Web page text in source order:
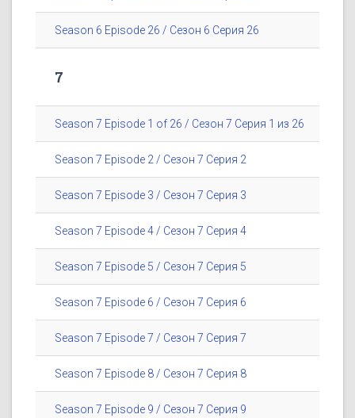
Season 6 Episode 26 / Сезон 6 Серия 26
7
Season 7 Episode 1 of 26 / Сезон 7 Серия 1 из 26
Season 7 Episode 2 / Сезон 7 Серия 2
Season 7 Episode 3 / Сезон 7 Серия 3
Season 7 Episode 4 / Сезон 7 Серия 4
Season 7 Episode 5 / Сезон 7 Серия 5
Season 7 Episode 6 / Сезон 7 Серия 6
Season 7 Episode 7 / Сезон 7 Серия 7
Season 7 Episode 8 / Сезон 7 Серия 8
Season 7 Episode 9 / Сезон 7 Серия 9